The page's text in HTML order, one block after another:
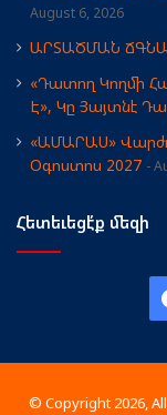
August 6, 2026
ԱՐՏԱԾՄԱՆ
«Դատող Կողմի
Է», Կը Յայտնէ
«ԱՄԱՐԱՍ»
Օգոստոս 2027
Հետեւեցէ՛ք մեզի
© Copyright 2026,